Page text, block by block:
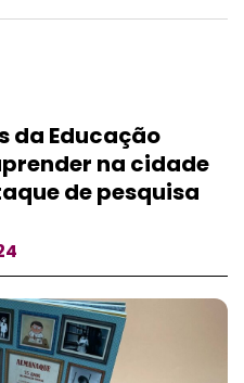
da Educação
na cidade
de pesquisa